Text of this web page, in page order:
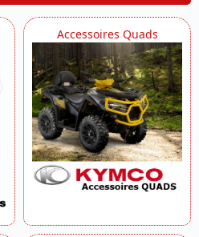
Accessoires Quads